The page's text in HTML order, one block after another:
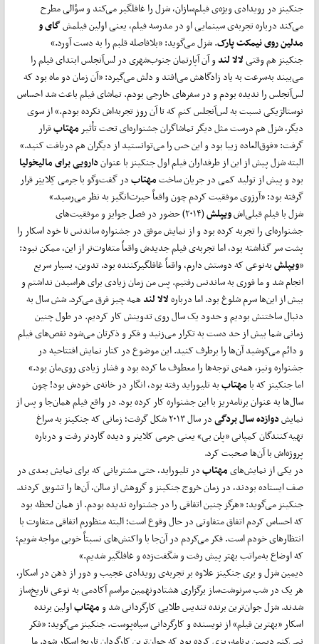
جنکینز در رویدادی ویژه‌ی فیلم‌سازان، شزل را غافلگیر می‌کند و سؤالی مطرح
می‌کند درباره تجربه‌ی سینمایی او در مدرسه فیلم، یعنی اولین فیلمشگای و
مدلین روی نیمکت پارک. شزل می‌گوید: «بلافاصله قلبم را به دست آورد.»
جنکینز هم وقتیلالا لندو آن آپارتمان جنوب‌شهری در لس‌آنجلس ابتدای فیلم را
می‌بیند به‌سرعت به یاد زادگاهش می‌افتد و دلش می‌گیرد: «آن زمان دو ماه بود که
لس‌آنجلس را ندیده بودم و در سفرهای خارجی بودم. تماشای فیلم باعث شد احساس
نوستالژیکی نسبت به لس‌آنجلس کنم که تا آن روز تجربه‌اش نکرده بودم.» از سوی
دیگر، شزل هم درست مثل دیگر تماشاگران جشنواره‌ای تحت تأثیر مهتابقرار
گرفت: «فوق‌العاده زیبا بود و این حس را می‌توانستید از دیگران هم دریافت کنید.»
البته شزل پیش از این از طرفداران فیلم اول جنکینز با عنواندارویی برای مالیخولیا
بود و پیش از تولید کمی در جریان ساختمهتابدر گفت‌وگو با جرمی کِلاینِر قرار
گرفته بود: «آرزوی موفقیت کردم چون واقعاً حیرت‌انگیز به نظر می‌رسید.»
شزل با فیلم قبلی‌اشویپلش
(۲۰۱۴) حضور در فصل جوایز و موفقیت‌های
جشنواره‌ای را تجربه کرده بود و از نمایش موفق در جشنواره ساندنس تا خود اسکار را
پشت سر گذاشته بود، اما تجربه‌ی فیلم جدیدش واقعاً متفاوت‌تر از این، ممکن نبود:
«ویپلشبه‌نوعی که دوستش دارم، واقعاً غافلگیرکننده بود. تدوین، بسیار سریع
انجام شد و ما فوری به ساندنس رفتیم. پس من زمان زیادی برای هراسیدن نداشتم و
بیش از این‌ها سرم شلوغ بود. اما دربارهلالا لندهمه چیز فرق می‌کرد. شش سال به
دنبال ساختنش بودیم و حدود یک سال روی تدوینش کار کردیم. در طول چنین
زمانی شما بیش از حد دست به تکرار می‌زنید و فکر و ذکرتان می‌شود نقص‌های فیلم
و دائم می‌کوشید آن‌ها را برطرف کنید. این موضوع در کنار نمایش افتتاحیه در
جشنواره ونیز، همه‌ی توجه‌ها را معطوف ما کرده بود و فشار زیادی روی‌مان بود.»
اما جنکینز که بامهتاببه تلیوراید رفته بود، انگار در خانه‌ی خودش بود! چون
سال‌ها به عنوان برنامه‌ریز با این جشنواره کار کرده بود. در واقع فیلم همان‌جا و پس از
نمایشدوازده سال بردگی
در سال ۲۰۱۳ شکل گرفت؛ زمانی که جنکینز به سراغ
تهیه‌کنندگان کمپانی «پلن بی» یعنی جرمی کلاینر و دیده گاردنر رفت و درباره
پروژه‌اش با آن‌ها صحبت کرد.
در یکی از نمایش‌هایمهتابدر تلیوراید، حتی مشتریانی که برای نمایش بعدی در
صف ایستاده بودند، در زمان خروج جنکینز و گروهش از سالن، آن‌ها را تشویق کردند.
جنکینز می‌گوید: «هرگز چنین اتفاقی را در جشنواره ندیده بودم. از همان لحظه بود
که احساس کردم اتفاق متفاوتی در حال وقوع است؛ البته منظورم اتفاقی متفاوت با
انتظارهای خودم است. فکر می‌کردم در آن‌جا با واکنش‌های نسبتاً خوبی مواجه شویم؛
که اوضاع به‌مراتب بهتر پیش رفت و شگفت‌زده و غافلگیر شدیم.»
دیمین شزل و بری جنکینز علاوه بر تجربه‌ی رویدادی عجیب و دور از ذهن در اسکار،
هر یک در شب سرنوشت‌ساز برگزاری هشتادونهمین مراسم آکادمی به نوعی تاریخ‌ساز
شدند. شزل جوان‌ترین برنده تندیس طلایی کارگردانی شد ومهتاباولین برنده
اسکار «بهترین فیلم» از نویسنده و کارگردانی سیاه‌پوست. جنکینز می‌گوید: «فکر
نمی‌کنم دیمین برنامه‌ریزی کرده بود که جوان‌ترین کارگردان تاریخ اسکار شود. ما